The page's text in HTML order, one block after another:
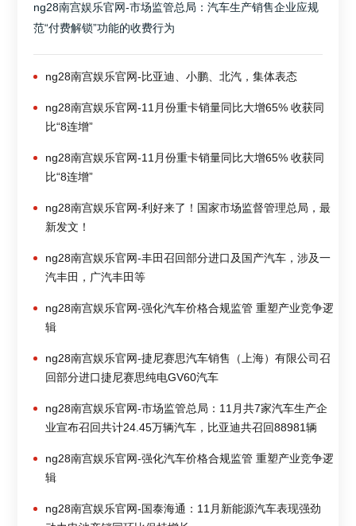
ng28南宫娱乐官网-市场监管总局：汽车生产销售企业应规
范“付费解锁”功能的收费行为
ng28南宫娱乐官网-比亚迪、小鹏、北汽，集体表态
ng28南宫娱乐官网-11月份重卡销量同比大增65% 收获同
比“8连增”
ng28南宫娱乐官网-11月份重卡销量同比大增65% 收获同
比“8连增”
ng28南宫娱乐官网-利好来了！国家市场监督管理总局，最
新发文！
ng28南宫娱乐官网-丰田召回部分进口及国产汽车，涉及一
汽丰田，广汽丰田等
ng28南宫娱乐官网-强化汽车价格合规监管 重塑产业竞争逻
辑
ng28南宫娱乐官网-捷尼赛思汽车销售（上海）有限公司召
回部分进口捷尼赛思纯电GV60汽车
ng28南宫娱乐官网-市场监管总局：11月共7家汽车生产企
业宣布召回共计24.45万辆汽车，比亚迪共召回88981辆
ng28南宫娱乐官网-强化汽车价格合规监管 重塑产业竞争逻
辑
ng28南宫娱乐官网-国泰海通：11月新能源汽车表现强劲